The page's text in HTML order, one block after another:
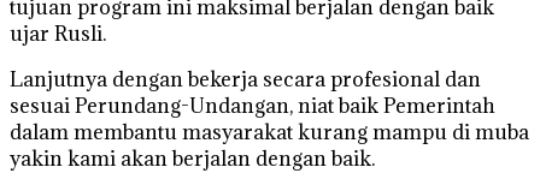
tujuan program ini maksimal berjalan dengan baik
ujar Rusli.
Lanjutnya dengan bekerja secara profesional dan
sesuai Perundang-Undangan, niat baik Pemerintah
dalam membantu masyarakat kurang mampu di muba
yakin kami akan berjalan dengan baik.